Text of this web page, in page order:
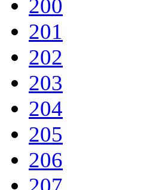
200
201
202
203
204
205
206